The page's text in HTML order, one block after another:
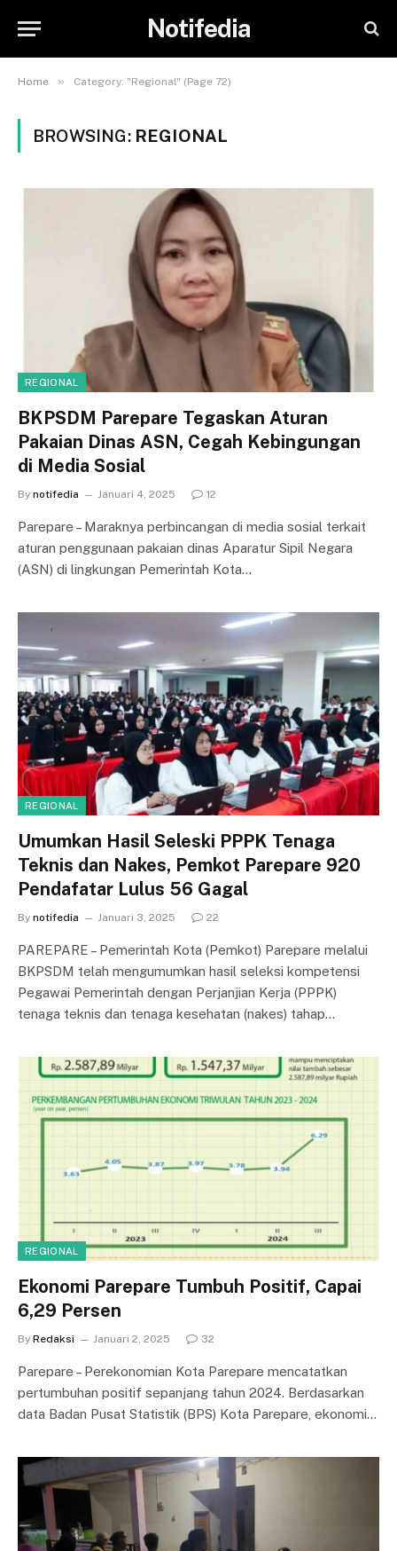
Notifedia
Home » Category: "Regional" (Page 72)
BROWSING: REGIONAL
REGIONAL
BKPSDM Parepare Tegaskan Aturan
Pakaian Dinas ASN, Cegah Kebingungan
di Media Sosial
By notifedia Januari 4, 2025 12
Parepare – Maraknya perbincangan di media sosial terkait
aturan penggunaan pakaian dinas Aparatur Sipil Negara
(ASN) di lingkungan Pemerintah Kota…
REGIONAL
Umumkan Hasil Seleski PPPK Tenaga
Teknis dan Nakes, Pemkot Parepare 920
Pendafatar Lulus 56 Gagal
By notifedia Januari 3, 2025 22
PAREPARE – Pemerintah Kota (Pemkot) Parepare melalui
BKPSDM telah mengumumkan hasil seleksi kompetensi
Pegawai Pemerintah dengan Perjanjian Kerja (PPPK)
tenaga teknis dan tenaga kesehatan (nakes) tahap…
REGIONAL
Ekonomi Parepare Tumbuh Positif, Capai
6,29 Persen
By Redaksi Januari 2, 2025 32
Parepare – Perekonomian Kota Parepare mencatatkan
pertumbuhan positif sepanjang tahun 2024. Berdasarkan
data Badan Pusat Statistik (BPS) Kota Parepare, ekonomi…